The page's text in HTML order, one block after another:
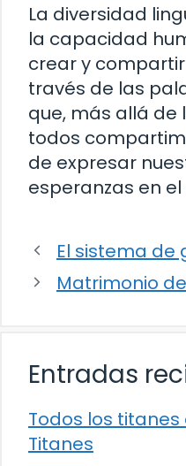
La diversidad
la capacidad
crear y
través de las
que, más allá de
todos
de expresar
esperanzas en
El sistema de
Matrimonio
Entradas
Todos los
Titanes